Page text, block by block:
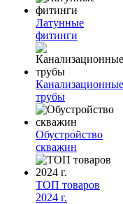
Латунные
фитинги
Канализационные
трубы
Обустройство
скважин
ТОП товаров
2024 г.